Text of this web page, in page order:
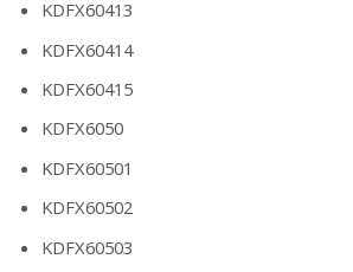
KDFX60413
KDFX60414
KDFX60415
KDFX6050
KDFX60501
KDFX60502
KDFX60503